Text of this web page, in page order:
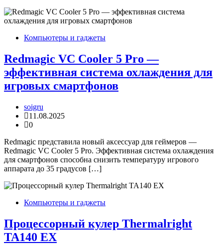
Компьютеры и гаджеты
Redmagic VC Cooler 5 Pro —
эффективная система охлаждения для
игровых смартфонов
soigru
11.08.2025
0
Redmagic представила новый аксессуар для геймеров —
Redmagic VC Cooler 5 Pro. Эффективная система охлаждения
для смартфонов способна снизить температуру игрового
аппарата до 35 градусов […]
Компьютеры и гаджеты
Процессорный кулер Thermalright
TA140 EX